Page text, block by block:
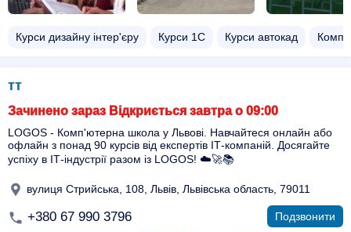
Курси дизайну інтер'єру Курси 1С Курси автокад
тт
Зачинено зараз Відкриється завтра о 09:00
LOGOS - Комп'ютерна школа у Львові. Навчайтеся онлайн або
офлайн з понад 90 курсів від експертів ІТ-компаній. Досягайте
успіху в ІТ-індустрії разом із LOGOS! ☁️🚀📚
вулиця Стрийська, 108, Львів, Львівська область, 79011
+380 67 990 3796 Подзвонити